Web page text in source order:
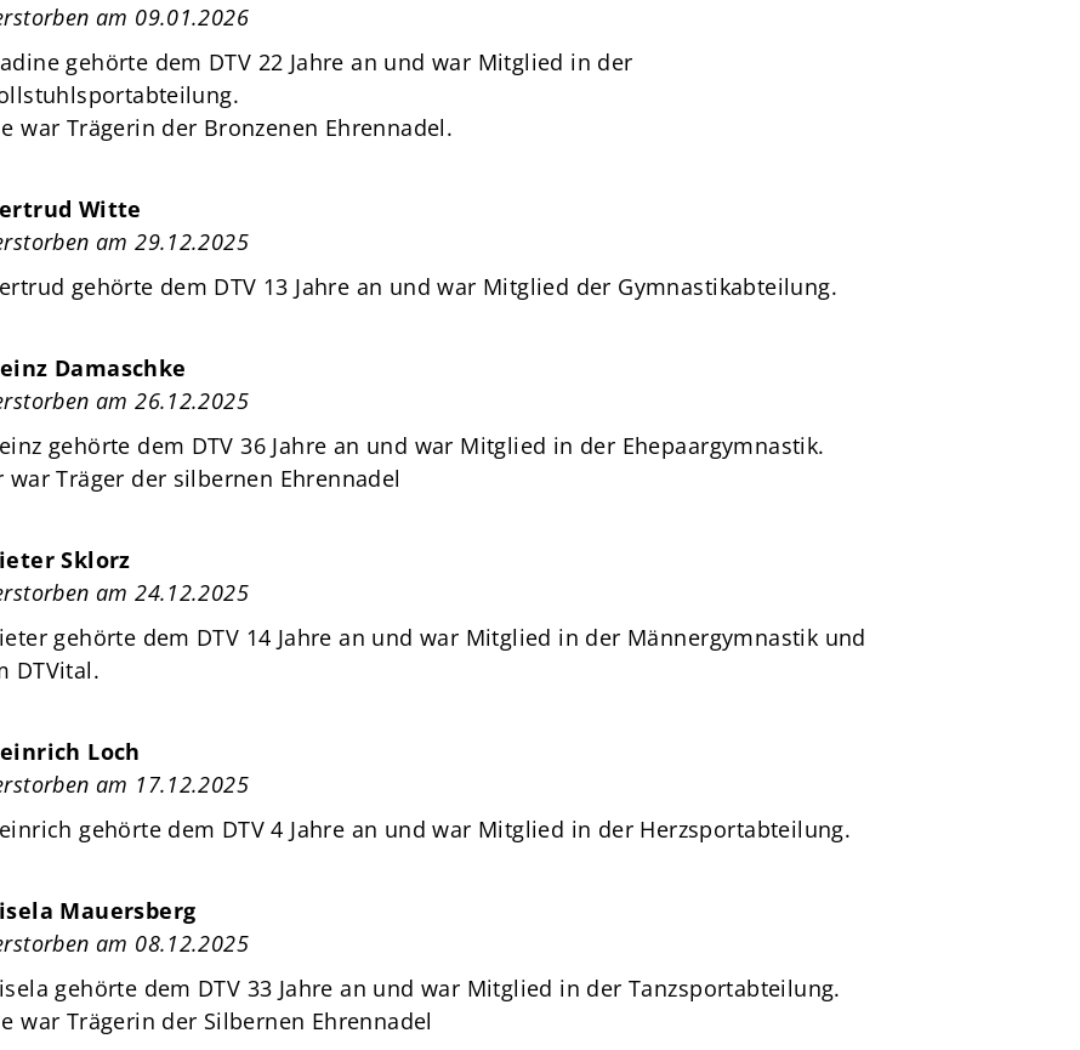
am 09.01.2026
gehörte dem DTV 22 Jahre an und war Mitglied in der
war Trägerin der Bronzenen Ehrennadel.
Witte
am 29.12.2025
gehörte dem DTV 13 Jahre an und war Mitglied der Gymnastikabteilung.
Damaschke
am 26.12.2025
gehörte dem DTV 36 Jahre an und war Mitglied in der Ehepaargymnastik.
war Träger der silbernen Ehrennadel
Sklorz
am 24.12.2025
gehörte dem DTV 14 Jahre an und war Mitglied in der Männergymnastik und
DTVital.
Loch
am 17.12.2025
gehörte dem DTV 4 Jahre an und war Mitglied in der Herzsportabteilung.
Mauersberg
am 08.12.2025
gehörte dem DTV 33 Jahre an und war Mitglied in der Tanzsportabteilung.
war Trägerin der Silbernen Ehrennadel